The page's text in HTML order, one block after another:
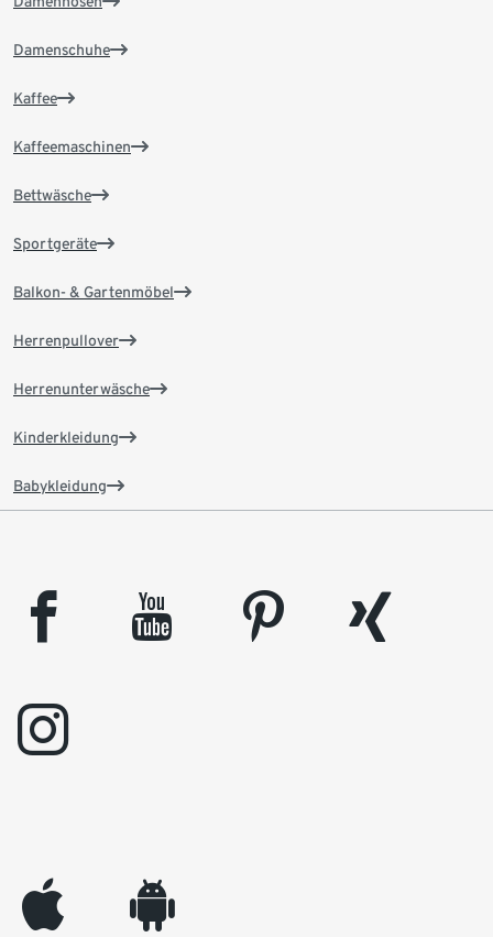
Damenschuhe
Kaffee
Kaffeemaschinen
Bettwäsche
Sportgeräte
Balkon- & Gartenmöbel
Herrenpullover
Herrenunterwäsche
Kinderkleidung
Babykleidung
facebook youtube pinterest
xing
instagram
appleinc android